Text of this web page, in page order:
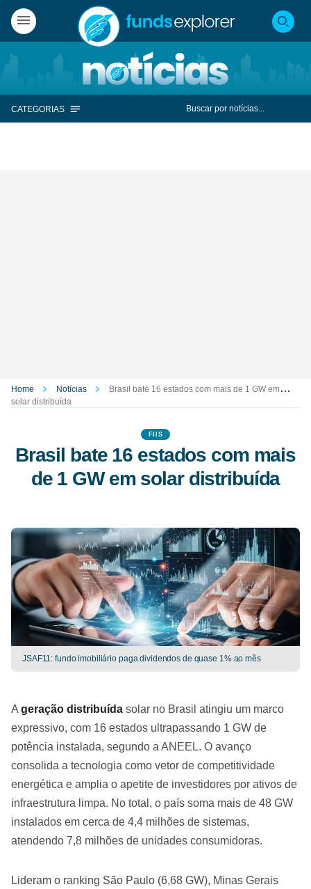
CATEGORIAS
Home Notícias
Brasil bate 16 estados com mais de 1 GW em
solar distribuída
FIIS
Brasil bate 16 estados com mais
de 1 GW em solar distribuída
JSAF11: fundo imobiliário paga dividendos de quase 1% ao mês
A geração distribuída solar no Brasil atingiu um marco
expressivo, com 16 estados ultrapassando 1 GW de
potência instalada, segundo a ANEEL. O avanço
consolida a tecnologia como vetor de competitividade
energética e amplia o apetite de investidores por ativos de
infraestrutura limpa. No total, o país soma mais de 48 GW
instalados em cerca de 4,4 milhões de sistemas,
atendendo 7,8 milhões de unidades consumidoras.
Lideram o ranking São Paulo (6,68 GW), Minas Gerais